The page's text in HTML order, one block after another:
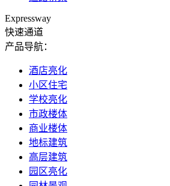
Expressway
快速通道
产品导航：
酒店亮化
小区住宅
学校亮化
市政楼体
商业楼体
地标建筑
高层建筑
园区亮化